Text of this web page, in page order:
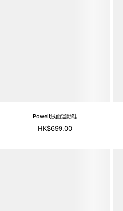
Powell絨面運動鞋
HK$699.00